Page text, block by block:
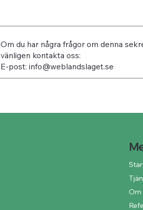
Om du har några frågor om denna
vänligen kontakta oss:
E-post:info@weblandslaget.se
Om